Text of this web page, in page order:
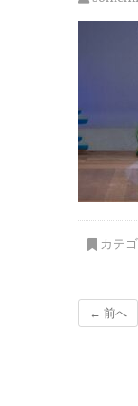
カテ
← 前へ